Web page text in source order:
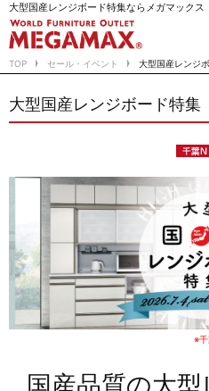
大型国産レンジボード特集ならメガマックス
TOP セール・イベント 大型国産レンジ
大型国産レンジボード特集
※千
国産品質の大